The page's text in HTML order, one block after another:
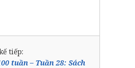
tiếp:
tuần – Tuần 28: Sách